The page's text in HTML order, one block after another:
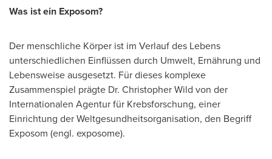
Was ist ein Exposom?
Der menschliche Körper ist im Verlauf des Lebens
unterschiedlichen Einflüssen durch Umwelt, Ernährung und
Lebensweise ausgesetzt. Für dieses komplexe
Zusammenspiel prägte Dr. Christopher Wild von der
Internationalen Agentur für Krebsforschung, einer
Einrichtung der Weltgesundheitsorganisation, den Begriff
Exposom (engl. exposome).